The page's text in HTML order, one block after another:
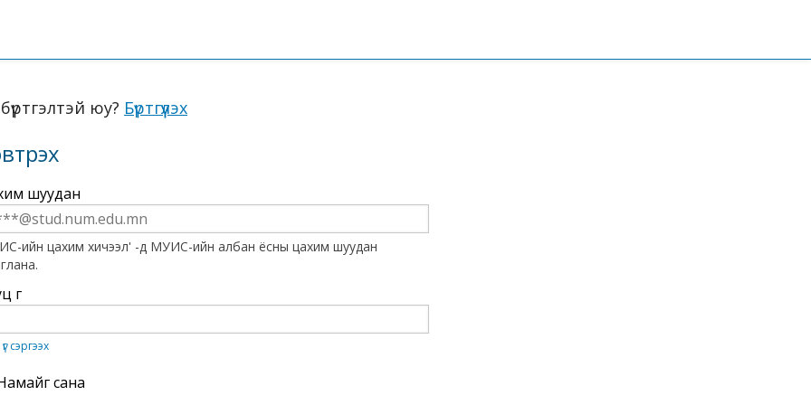
юу? Бүртгүүлэх
шуудан
ийн цахим хичээл' -д МУИС-ийн албан ёсны цахим шуудан
үг
сэргээх
сана